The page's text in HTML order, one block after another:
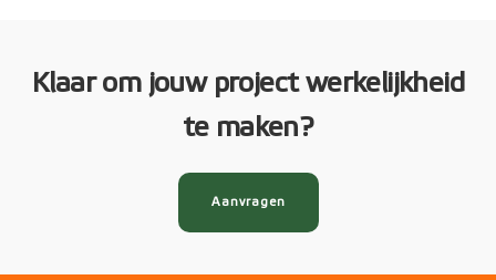
Klaar om jouw project werkelijkheid
te maken?
Aanvragen